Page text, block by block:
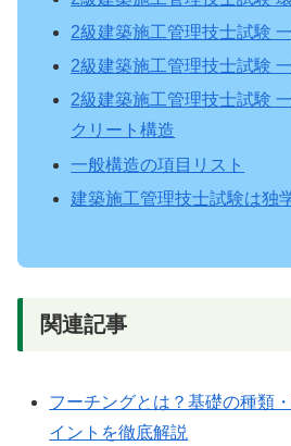
2級建築施工管理技士試験
2級建築施工管理技士試験
2級建築施工管理技士試験
クリート構造
一般構造の項目リスト
建築施工管理技士試験は独
関連記事
フーチングとは？基礎の種類
イントを徹底解説